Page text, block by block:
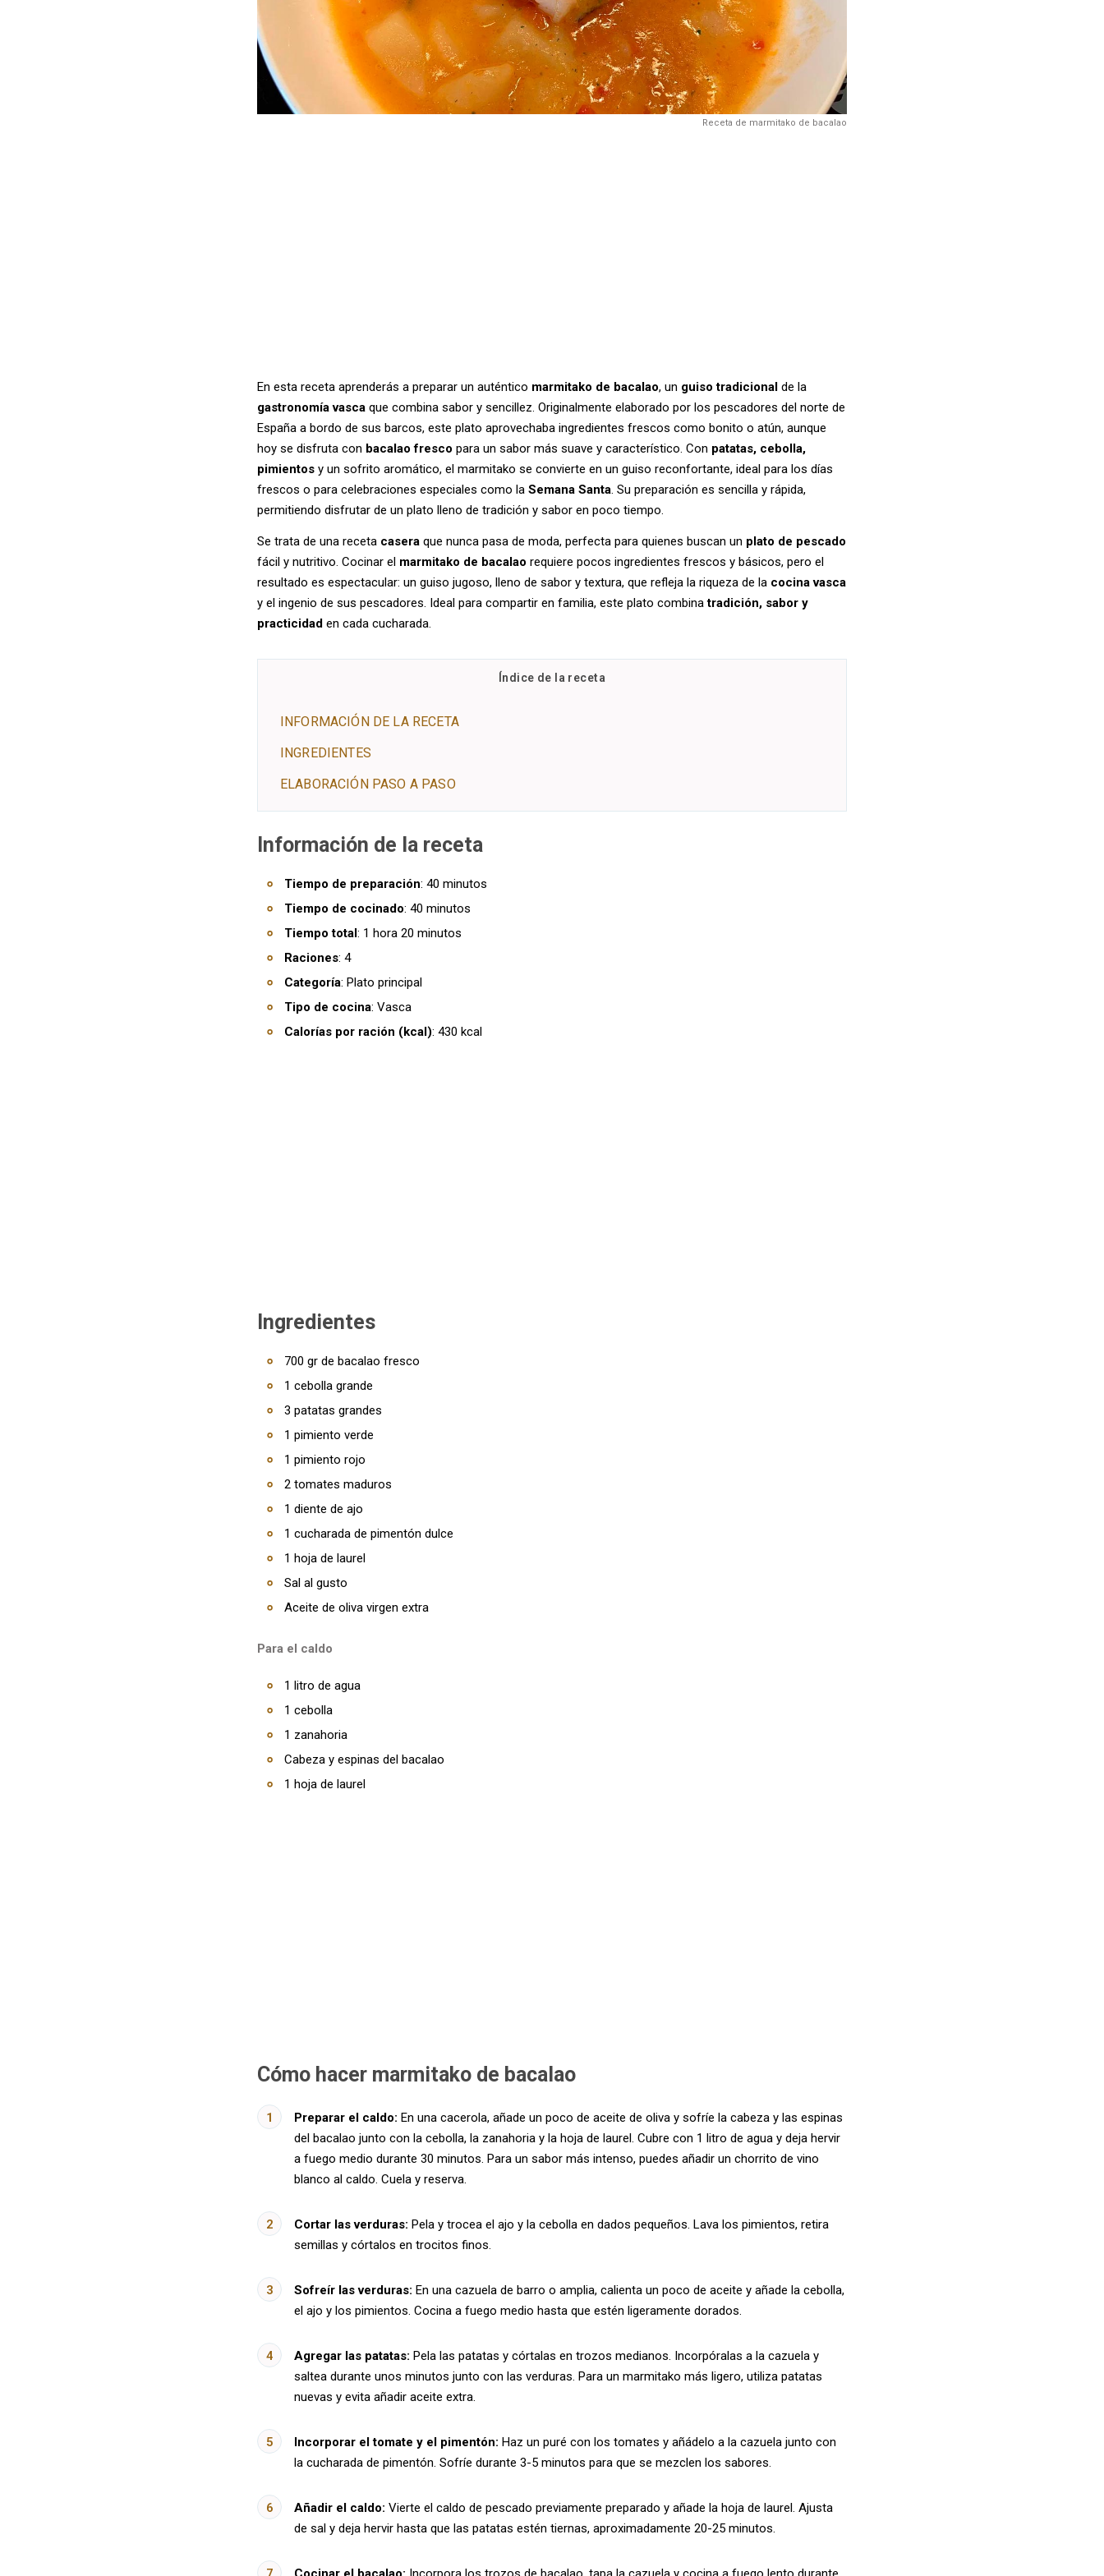
Receta de marmitako de bacalao
En esta receta aprenderás a preparar un auténtico marmitako de bacalao, un guiso tradicional de la
gastronomía vasca que combina sabor y sencillez. Originalmente elaborado por los pescadores del norte de
España a bordo de sus barcos, este plato aprovechaba ingredientes frescos como bonito o atún, aunque
hoy se disfruta con bacalao fresco para un sabor más suave y característico. Con patatas, cebolla,
pimientos y un sofrito aromático, el marmitako se convierte en un guiso reconfortante, ideal para los días
frescos o para celebraciones especiales como la Semana Santa. Su preparación es sencilla y rápida,
permitiendo disfrutar de un plato lleno de tradición y sabor en poco tiempo.
Se trata de una receta casera que nunca pasa de moda, perfecta para quienes buscan un plato de pescado
fácil y nutritivo. Cocinar el marmitako de bacalao requiere pocos ingredientes frescos y básicos, pero el
resultado es espectacular: un guiso jugoso, lleno de sabor y textura, que refleja la riqueza de la cocina vasca
y el ingenio de sus pescadores. Ideal para compartir en familia, este plato combinatradición, sabor y
practicidad en cada cucharada.
Índice de la receta
INFORMACIÓN DE LA RECETA
INGREDIENTES
ELABORACIÓN PASO A PASO
Información de la receta
Tiempo de preparación: 40 minutos
Tiempo de cocinado: 40 minutos
Tiempo total: 1 hora 20 minutos
Raciones: 4
Categoría: Plato principal
Tipo de cocina: Vasca
Calorías por ración (kcal): 430 kcal
Ingredientes
700 gr de bacalao fresco
1 cebolla grande
3 patatas grandes
1 pimiento verde
1 pimiento rojo
2 tomates maduros
1 diente de ajo
1 cucharada de pimentón dulce
1 hoja de laurel
Sal al gusto
Aceite de oliva virgen extra
Para el caldo
1 litro de agua
1 cebolla
1 zanahoria
Cabeza y espinas del bacalao
1 hoja de laurel
Cómo hacer marmitako de bacalao
Preparar el caldo: En una cacerola, añade un poco de aceite de oliva y sofríe la cabeza y las espinas
del bacalao junto con la cebolla, la zanahoria y la hoja de laurel. Cubre con 1 litro de agua y deja hervir
a fuego medio durante 30 minutos. Para un sabor más intenso, puedes añadir un chorrito de vino
blanco al caldo. Cuela y reserva.
Cortar las verduras: Pela y trocea el ajo y la cebolla en dados pequeños. Lava los pimientos, retira
semillas y córtalos en trocitos finos.
Sofreír las verduras: En una cazuela de barro o amplia, calienta un poco de aceite y añade la cebolla,
el ajo y los pimientos. Cocina a fuego medio hasta que estén ligeramente dorados.
Agregar las patatas: Pela las patatas y córtalas en trozos medianos. Incorpóralas a la cazuela y
saltea durante unos minutos junto con las verduras. Para un marmitako más ligero, utiliza patatas
nuevas y evita añadir aceite extra.
Incorporar el tomate y el pimentón: Haz un puré con los tomates y añádelo a la cazuela junto con
la cucharada de pimentón. Sofríe durante 3-5 minutos para que se mezclen los sabores.
Añadir el caldo: Vierte el caldo de pescado previamente preparado y añade la hoja de laurel. Ajusta
de sal y deja hervir hasta que las patatas estén tiernas, aproximadamente 20-25 minutos.